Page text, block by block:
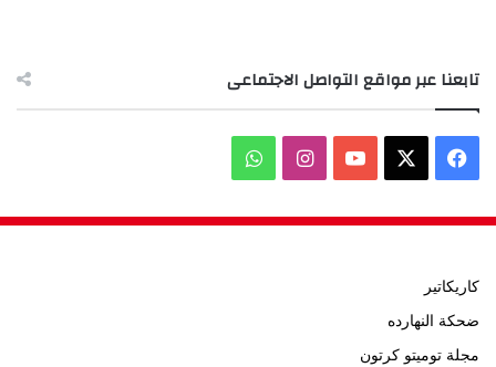
تابعنا عبر مواقع التواصل الاجتماعى
فيسبوك ‫YouTubeانستقرامواتساب
كاريكاتير
ضحكة النهارده
مجلة توميتو كرتون